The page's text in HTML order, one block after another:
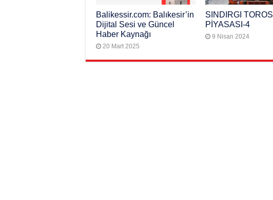
Balikessir.com: Balıkesir’in
Dijital Sesi ve Güncel
Haber Kaynağı
20 Mart 2025
SINDIRGI TOROS
PİYASASI-4
9 Nisan 2024